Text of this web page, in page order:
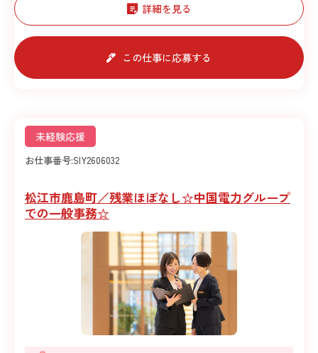
詳細を見る
この仕事に応募する
未経験応援
お仕事番号:SIY2606032
松江市鹿島町／残業ほぼなし☆中国電力グループ
での一般事務☆